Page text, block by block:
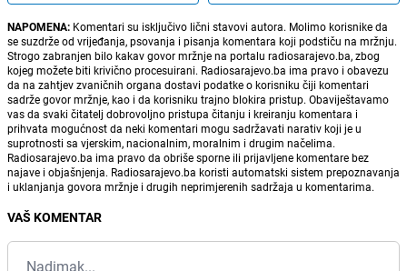
NAPOMENA: Komentari su isključivo lični stavovi autora. Molimo korisnike da
se suzdrže od vrijeđanja, psovanja i pisanja komentara koji podstiču na mržnju.
Strogo zabranjen bilo kakav govor mržnje na portalu radiosarajevo.ba, zbog
kojeg možete biti krivično procesuirani. Radiosarajevo.ba ima pravo i obavezu
da na zahtjev zvaničnih organa dostavi podatke o korisniku čiji komentari
sadrže govor mržnje, kao i da korisniku trajno blokira pristup. Obaviještavamo
vas da svaki čitatelj dobrovoljno pristupa čitanju i kreiranju komentara i
prihvata mogućnost da neki komentari mogu sadržavati narativ koji je u
suprotnosti sa vjerskim, nacionalnim, moralnim i drugim načelima.
Radiosarajevo.ba ima pravo da obriše sporne ili prijavljene komentare bez
najave i objašnjenja. Radiosarajevo.ba koristi automatski sistem prepoznavanja
i uklanjanja govora mržnje i drugih neprimjerenih sadržaja u komentarima.
VAŠ KOMENTAR